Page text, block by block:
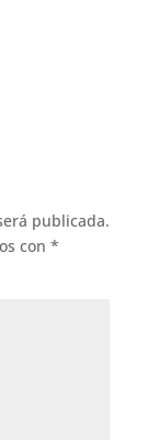
publicada.
con *